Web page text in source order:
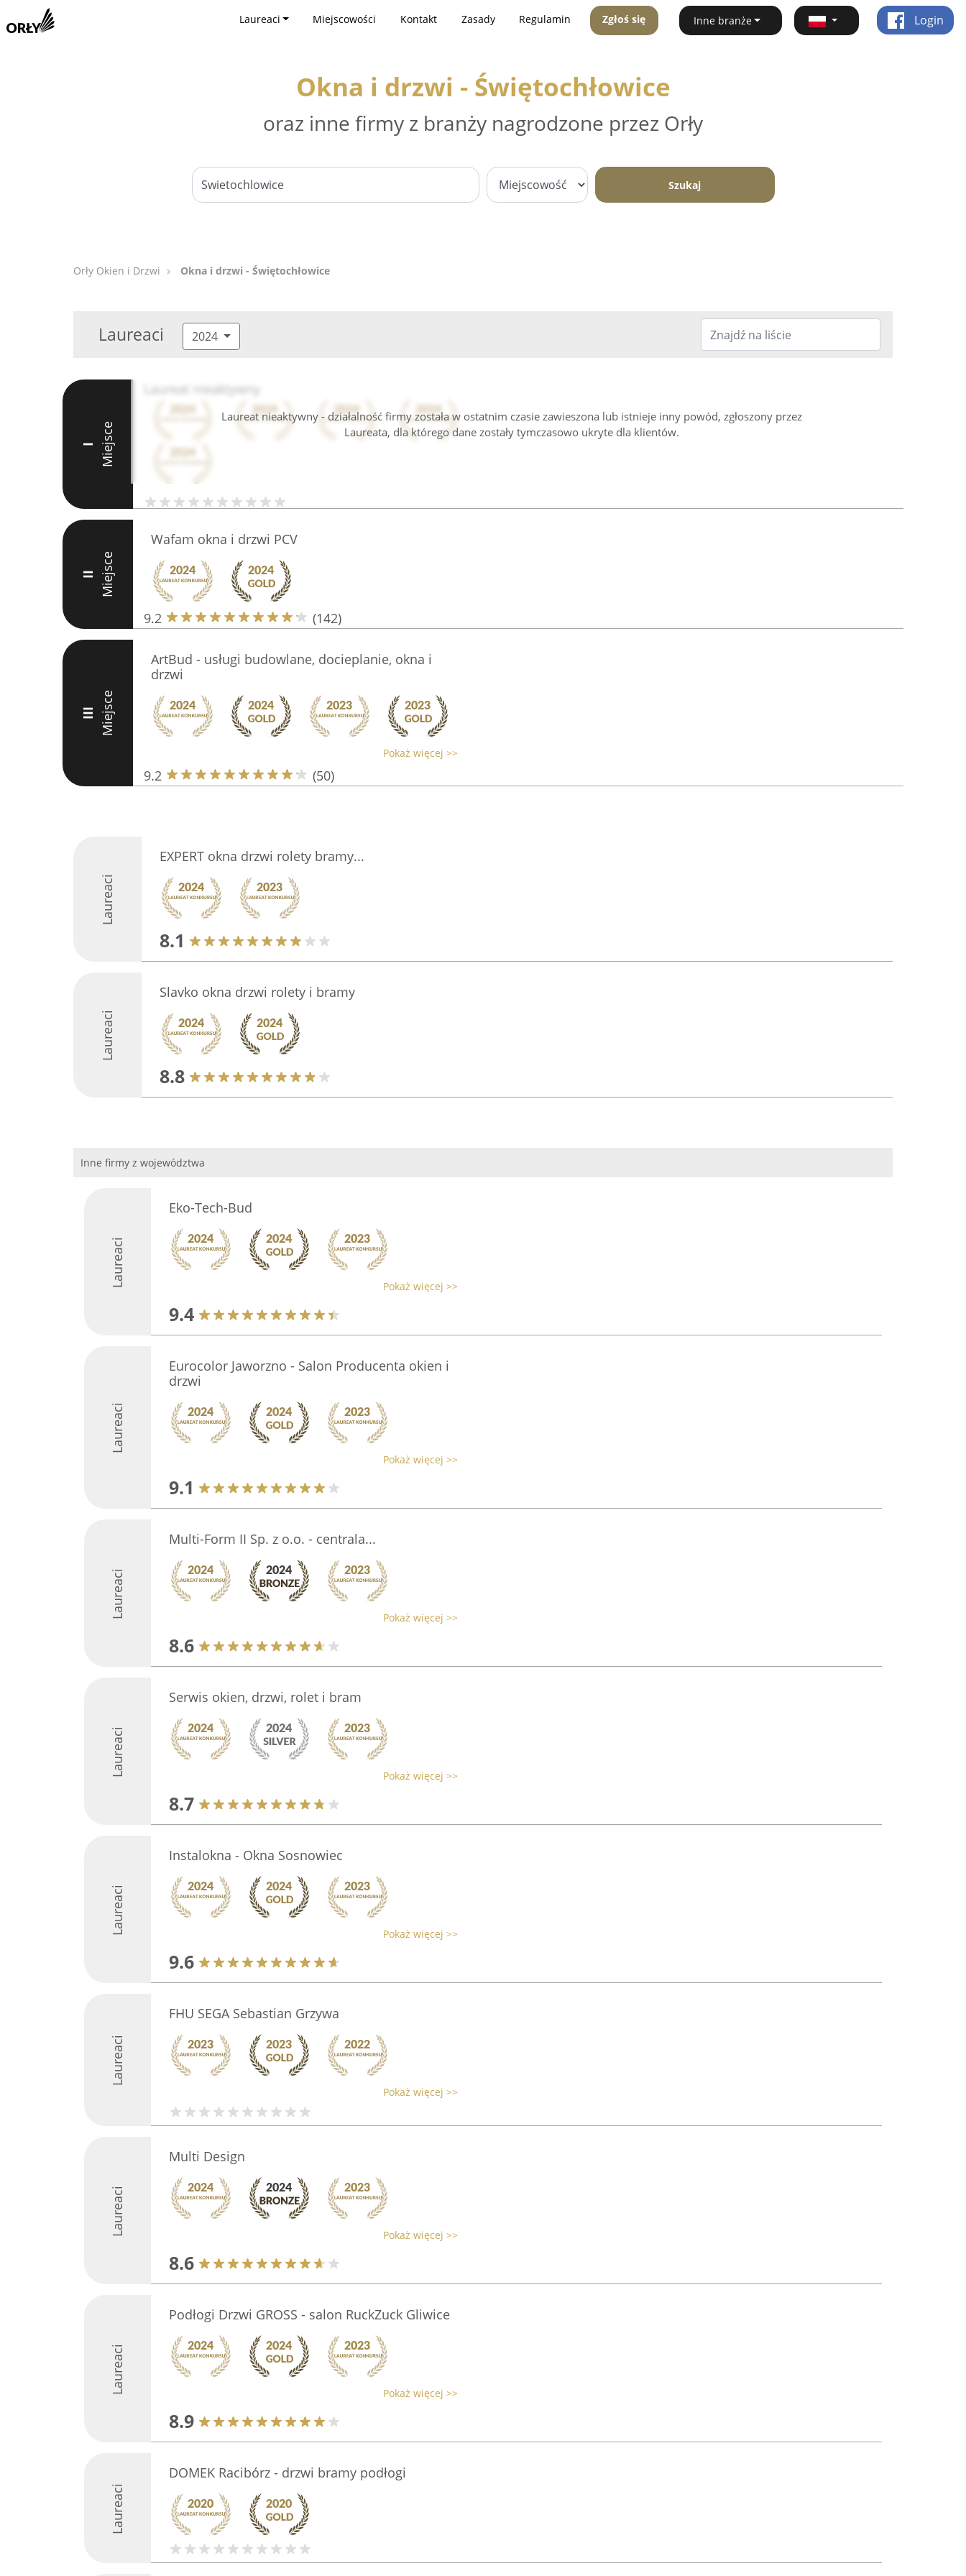
Laureaci Miejscowości Kontakt Zasady Regulamin Zgłoś się Inne branże Login
Okna i drzwi - Świętochłowice
oraz inne firmy z branży nagrodzone przez Orły
Szukaj
Orły Okien i Drzwi Okna i drzwi - Świętochłowice
Laureaci 2024
Laureat nieaktywny - działalność firmy została w ostatnim czasie zawieszona lub istnieje inny powód, zgłoszony przez
Laureata, dla którego dane zostały tymczasowo ukryte dla klientów.
I Miejsce
Laureat nieaktywny
II Miejsce
Wafam okna i drzwi PCV
9.2 (142)
III Miejsce
ArtBud - usługi budowlane, docieplanie, okna i
drzwi
Pokaż więcej >>
9.2 (50)
Laureaci
EXPERT okna drzwi rolety bramy...
8.1
Laureaci
Slavko okna drzwi rolety i bramy
8.8
Inne firmy z województwa
Laureaci
Eko-Tech-Bud
Pokaż więcej >>
9.4
Laureaci
Eurocolor Jaworzno - Salon Producenta okien i
drzwi
Pokaż więcej >>
9.1
Laureaci
Multi-Form II Sp. z o.o. - centrala...
Pokaż więcej >>
8.6
Laureaci
Serwis okien, drzwi, rolet i bram
Pokaż więcej >>
8.7
Laureaci
Instalokna - Okna Sosnowiec
Pokaż więcej >>
9.6
Laureaci
FHU SEGA Sebastian Grzywa
Pokaż więcej >>
Laureaci
Multi Design
Pokaż więcej >>
8.6
Laureaci
Podłogi Drzwi GROSS - salon RuckZuck Gliwice
Pokaż więcej >>
8.9
Laureaci
DOMEK Racibórz - drzwi bramy podłogi